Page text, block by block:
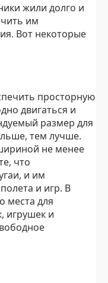
жили долго и
им
Вот некоторые
просторную
двигаться и
размер для
тем лучше.
не менее
что
и им
и игр. В
места для
игрушек и